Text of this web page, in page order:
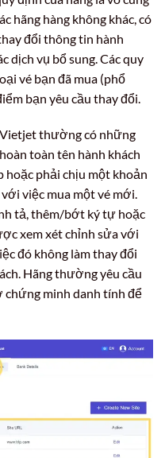
hãng hàng không khác, có
đổi thông tin hành
dịch vụ bổ sung. Các quy
vé bạn đã mua (phổ
bạn yêu cầu thay đổi.
thường có những
toàn tên hành khách
phải chịu một khoản
việc mua một vé mới.
tả, thêm/bớt ký tự hoặc
xem xét chỉnh sửa với
đó không làm thay đổi
Hãng thường yêu cầu
chứng minh danh tính để